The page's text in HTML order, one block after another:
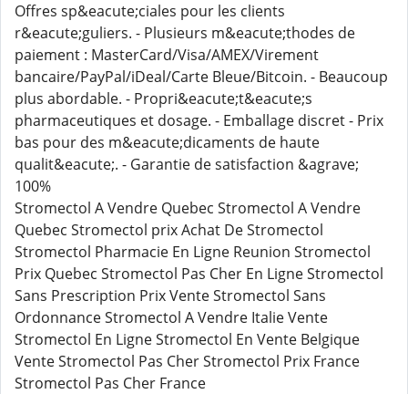
Offres sp&eacute;ciales pour les clients
r&eacute;guliers. - Plusieurs m&eacute;thodes de
paiement : MasterCard/Visa/AMEX/Virement
bancaire/PayPal/iDeal/Carte Bleue/Bitcoin. - Beaucoup
plus abordable. - Propri&eacute;t&eacute;s
pharmaceutiques et dosage. - Emballage discret - Prix
bas pour des m&eacute;dicaments de haute
qualit&eacute;. - Garantie de satisfaction &agrave;
100%
Stromectol A Vendre Quebec Stromectol A Vendre
Quebec Stromectol prix Achat De Stromectol
Stromectol Pharmacie En Ligne Reunion Stromectol
Prix Quebec Stromectol Pas Cher En Ligne Stromectol
Sans Prescription Prix Vente Stromectol Sans
Ordonnance Stromectol A Vendre Italie Vente
Stromectol En Ligne Stromectol En Vente Belgique
Vente Stromectol Pas Cher Stromectol Prix France
Stromectol Pas Cher France